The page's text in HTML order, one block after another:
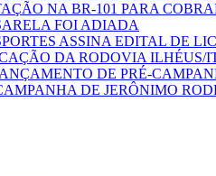
FOI ADIADA
DA RODOVIA ILHÉUS/
DE JERÔNIMO